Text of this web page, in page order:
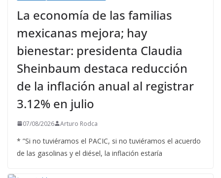
La economía de las familias
mexicanas mejora; hay
bienestar: presidenta Claudia
Sheinbaum destaca reducción
de la inflación anual al registrar
3.12% en julio
07/08/2026 Arturo Rodca
* ”Si no tuviéramos el PACIC, si no tuviéramos el acuerdo
de las gasolinas y el diésel, la inflación estaría